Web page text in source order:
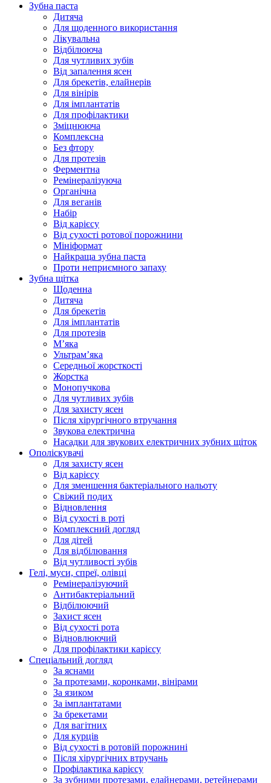
Зубна паста
Дитяча
Для щоденного використання
Лікувальна
Відбілююча
Для чутливих зубів
Від запалення ясен
Для брекетів, елайнерів
Для вінірів
Для імплантатів
Для профілактики
Зміцнююча
Комплексна
Без фтору
Для протезів
Ферментна
Ремінералізуюча
Органічна
Для веганів
Набір
Від карієсу
Від сухості ротової порожнини
Мініформат
Найкраща зубна паста
Проти неприємного запаху
Зубна щітка
Щоденна
Дитяча
Для брекетів
Для імплантатів
Для протезів
Мʼяка
Ультрамʼяка
Середньої жорсткості
Жорстка
Монопучкова
Для чутливих зубів
Для захисту ясен
Після хірургічного втручання
Звукова електрична
Насадки для звукових електричних зубних щіток
Ополіскувачі
Для захисту ясен
Від карієсу
Для зменшення бактеріального нальоту
Свіжий подих
Відновлення
Від сухості в роті
Комплексний догляд
Для дітей
Для відбілювання
Від чутливості зубів
Гелі, муси, спреї, олівці
Ремінералізуючий
Антибактеріальний
Відбілюючий
Захист ясен
Від сухості рота
Відновлюючий
Для профілактики карієсу
Спеціальний догляд
За яснами
За протезами, коронками, вінірами
За язиком
За імплантатами
За брекетами
Для вагітних
Для курців
Від сухості в ротовій порожнині
Після хірургічних втручань
Профілактика карієсу
За зубними протезами, елайнерами, ретейнерами